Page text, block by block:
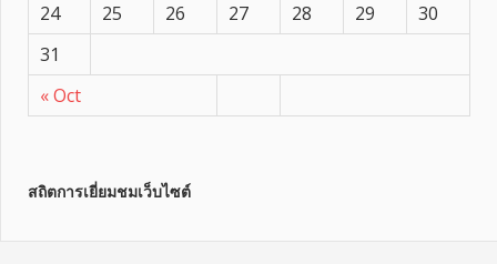
« Oct
24
25 26 27 28 29
30
31
สถิตการเยี่ยมชมเว็บไซต์